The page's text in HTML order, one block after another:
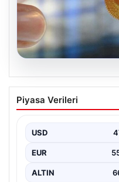
05.08.2026
Altın fiyatları
Güncel alış ve
Altın piyasası, son
hareketli bir…
Piyasa Verileri
USD
EUR
ALTIN